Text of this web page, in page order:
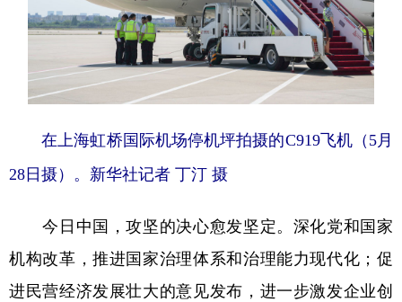
在上海虹桥国际机场停机坪拍摄的C919飞机（5月
28日摄）。新华社记者 丁汀 摄
今日中国，攻坚的决心愈发坚定。深化党和国家
机构改革，推进国家治理体系和治理能力现代化；促
进民营经济发展壮大的意见发布，进一步激发企业创